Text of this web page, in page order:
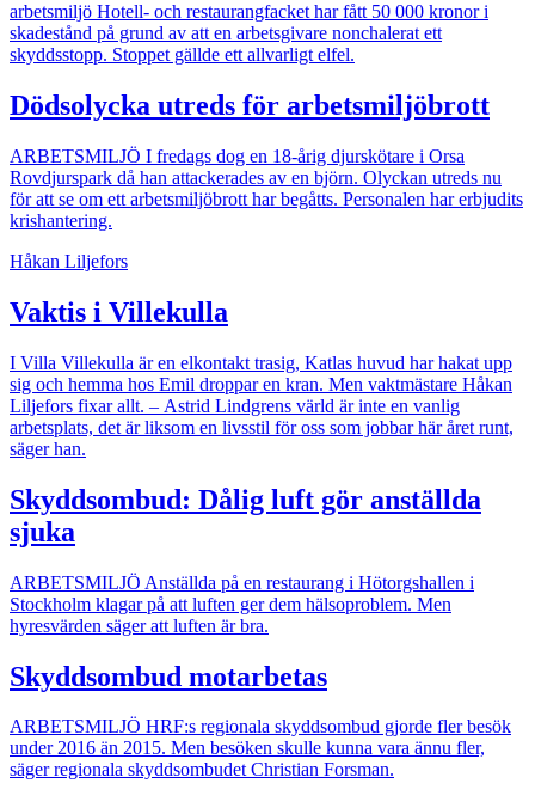
arbetsmiljö Hotell- och restaurangfacket har fått 50 000 kronor i
skadestånd på grund av att en arbetsgivare nonchalerat ett
skyddsstopp. Stoppet gällde ett allvarligt elfel.
Dödsolycka utreds för arbetsmiljöbrott
ARBETSMILJÖ I fredags dog en 18-årig djurskötare i Orsa
Rovdjurspark då han attackerades av en björn. Olyckan utreds nu
för att se om ett arbetsmiljöbrott har begåtts. Personalen har erbjudits
krishantering.
Håkan Liljefors
Vaktis i Villekulla
I Villa Villekulla är en elkontakt trasig, Katlas huvud har hakat upp
sig och hemma hos Emil droppar en kran. Men vaktmästare Håkan
Liljefors fixar allt. – Astrid Lindgrens värld är inte en vanlig
arbetsplats, det är liksom en livsstil för oss som jobbar här året runt,
säger han.
Skyddsombud: Dålig luft gör anställda
sjuka
ARBETSMILJÖ Anställda på en restaurang i Hötorgshallen i
Stockholm klagar på att luften ger dem hälsoproblem. Men
hyresvärden säger att luften är bra.
Skyddsombud motarbetas
ARBETSMILJÖ HRF:s regionala skyddsombud gjorde fler besök
under 2016 än 2015. Men besöken skulle kunna vara ännu fler,
säger regionala skyddsombudet Christian Forsman.